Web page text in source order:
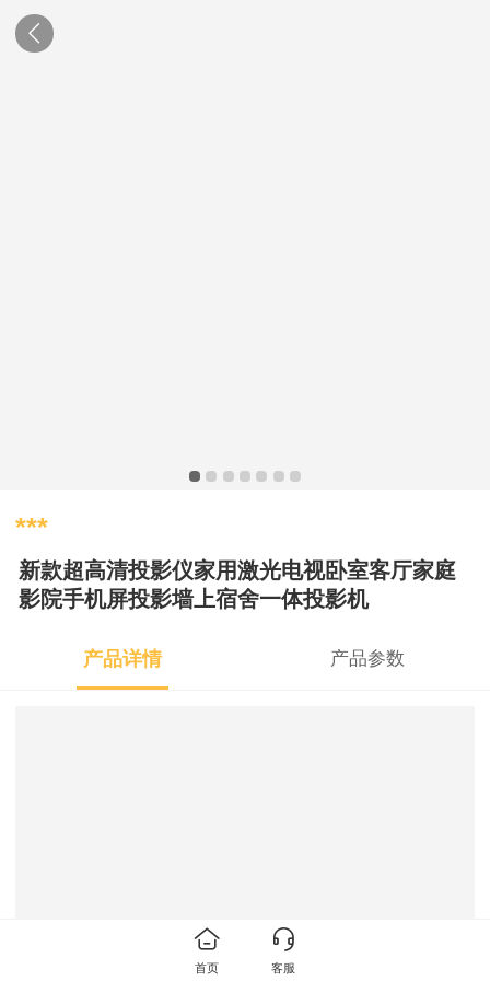
***
新款超高清投影仪家用激光电视卧室客厅家庭
影院手机屏投影墙上宿舍一体投影机
产品详情 产品参数
首页 客服